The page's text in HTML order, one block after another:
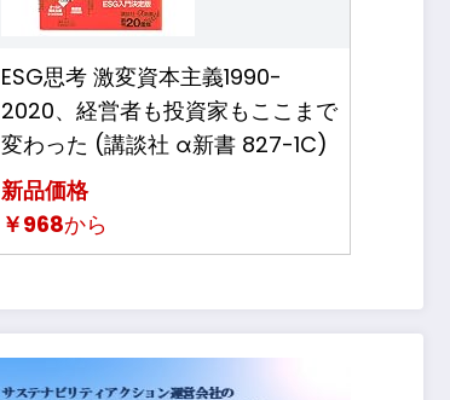
ESG思考 激変資本主義1990-
2020、経営者も投資家もここまで
変わった (講談社 α新書 827-1C)
新品価格
￥968から